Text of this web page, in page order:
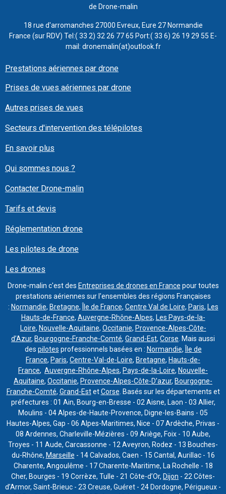
de Drone-malin
18 rue d'arromanches 27000 Evreux, Eure 27 Normandie
France (sur RDV) Tel:( 33 2) 32 26 77 65 Port:( 33 6) 26 19 29 55 E-
mail: dronemalin(at)outlook.fr
Prestations aériennes par drone
Prises de vues aériennes par drone
Autres prises de vues
Secteurs d'intervention des télépilotes
En savoir plus
Qui sommes nous ?
Contacter Drone-malin
Tarifs et devis
Réglementation drone
Les pilotes de drone
Les drones
Drone-malin c'est des Entreprises de drones en France pour toutes
prestations aériennes sur l'ensembles des régions Françaises
: Normandie, Bretagne, Île de France, Centre Val de Loire, Paris, Les
Hauts-de-France, Auvergne-Rhône-Alpes, Les Pays-de-la-
Loire, Nouvelle-Aquitaine, Occitanie, Provence-Alpes-Côte-
d’Azur, Bourgogne-Franche-Comté, Grand-Est, Corse . Mais aussi
des pilotes professionnels basées en : Normandie,
Île de
France, Paris, Centre-Val-de-Loire, Bretagne, Hauts-de-
France, Auvergne-Rhône-Alpes, Pays-de-la-Loire, Nouvelle-
Aquitaine, Occitanie, Provence-Alpes-Côte-D’azur, Bourgogne-
Franche-Comté, Grand-EstetCorse . Basés sur les départements et
préfectures : 01 Ain, Bourg-en-Bresse - 02 Aisne, Laon - 03 Allier,
Moulins - 04 Alpes-de-Haute-Provence, Digne-les-Bains - 05
Hautes-Alpes, Gap - 06 Alpes-Maritimes, Nice - 07 Ardèche, Privas -
08 Ardennes, Charleville-Mézières - 09 Ariège, Foix - 10 Aube,
Troyes - 11 Aude, Carcassonne - 12 Aveyron, Rodez - 13 Bouches-
du-Rhône, Marseille - 14 Calvados, Caen - 15 Cantal, Aurillac - 16
Charente, Angoulême - 17 Charente-Maritime, La Rochelle - 18
Cher, Bourges - 19 Corrèze, Tulle - 21 Côte-d’Or, Dijon - 22 Côtes-
d’Armor, Saint-Brieuc - 23 Creuse, Guéret - 24 Dordogne, Périgueux -